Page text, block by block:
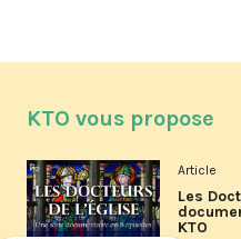
KTO vous propose
Article
Les
KTO